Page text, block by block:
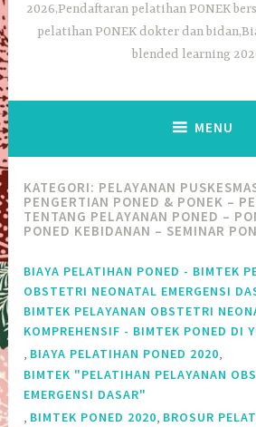
2026,Pendaftaran pelatihan PONEK
pelatihan PONEK dokter dan
blended learning
MENU
KATEGORI: PELAYANAN
PENGERTIAN PONED & PONEK –
TENTANG PELAYANAN PONED –
PONED KEBIDANAN – SEMINAR
BIAYA PELATIHAN PONED - BIMTEK
OBSTETRI NEONATAL EMERGENSI
BIMTEK PELAYANAN OBSTETRI
KOMPREHENSIF - BIMTEK PONED DI
, BIAYA PELATIHAN PONED 2020,
BIMTEK "PELATIHAN PELAYANAN
EMERGENSI DASAR"
, BIMTEK PONED 2020, BROSUR